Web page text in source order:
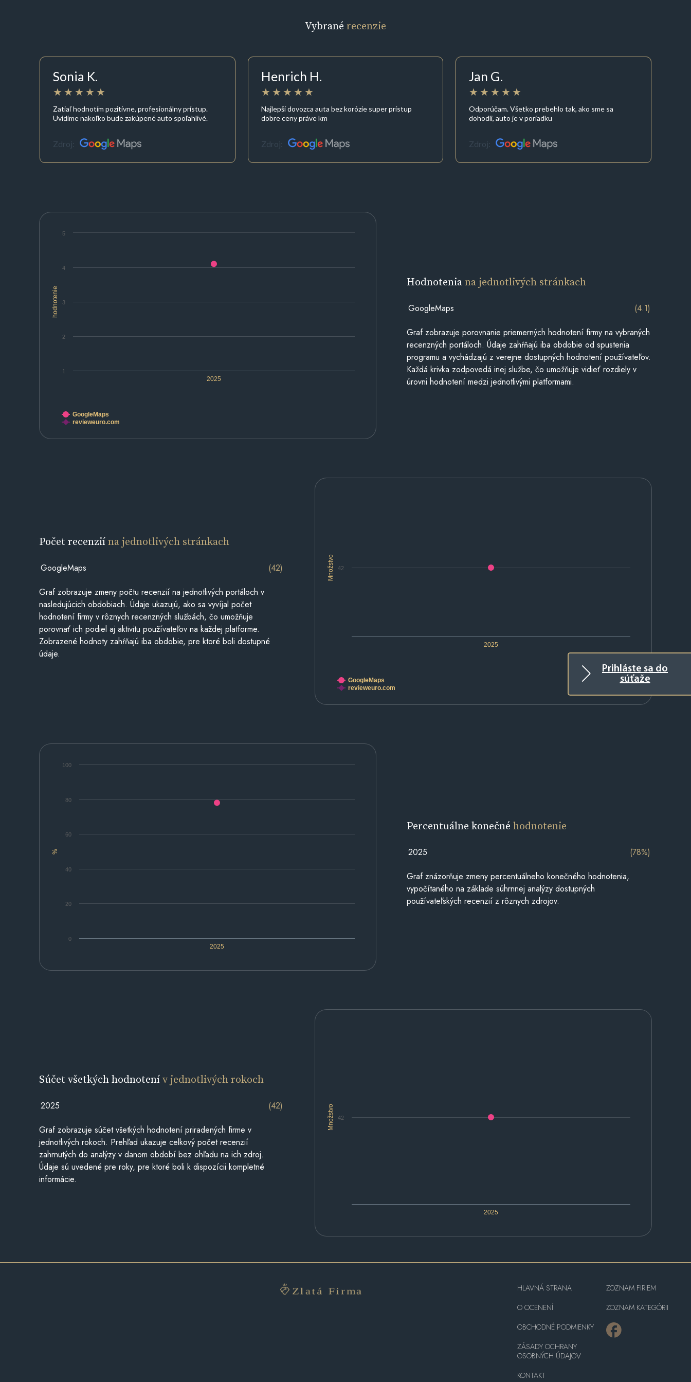
Prihláste sa do
súťaže
Vybrané recenzie
Sonia K.
Zatiaľ hodnotím pozitívne, profesionálny prístup.
Uvidíme nakoľko bude zakúpené auto spoľahlivé.
Zdroj:
Henrich H.
Najlepší dovozca auta bez korózie super prístup
dobre ceny práve km
Zdroj:
Jan G.
Odporúčam. Všetko prebehlo tak, ako sme sa
dohodli, auto je v poriadku
Zdroj:
hodnotenie
2025
1
2
3
4
5
GoogleMaps
revieweuro.com
Hodnoteniana jednotlivých stránkach
GoogleMaps (4.1)
Graf zobrazuje porovnanie priemerných hodnotení firmy na vybraných
recenzných portáloch. Údaje zahŕňajú iba obdobie od spustenia
programu a vychádzajú z verejne dostupných hodnotení používateľov.
Každá krivka zodpovedá inej službe, čo umožňuje vidieť rozdiely v
úrovni hodnotení medzi jednotlivými platformami.
Množstvo
2025
42
GoogleMaps
revieweuro.com
Počet recenziína jednotlivých stránkach
GoogleMaps (42)
Graf zobrazuje zmeny počtu recenzií na jednotlivých portáloch v
nasledujúcich obdobiach. Údaje ukazujú, ako sa vyvíjal počet
hodnotení firmy v rôznych recenzných službách, čo umožňuje
porovnať ich podiel aj aktivitu používateľov na každej platforme.
Zobrazené hodnoty zahŕňajú iba obdobie, pre ktoré boli dostupné
údaje.
%
2025
0
20
40
60
80
100
Percentuálne konečnéhodnotenie
2025 (78%)
Graf znázorňuje zmeny percentuálneho konečného hodnotenia,
vypočítaného na základe súhrnnej analýzy dostupných
používateľských recenzií z rôznych zdrojov.
Množstvo
2025
42
Súčet všetkých hodnotenív jednotlivých rokoch
2025 (42)
Graf zobrazuje súčet všetkých hodnotení priradených firme v
jednotlivých rokoch. Prehľad ukazuje celkový počet recenzií
zahrnutých do analýzy v danom období bez ohľadu na ich zdroj.
Údaje sú uvedené pre roky, pre ktoré boli k dispozícii kompletné
informácie.
HLAVNÁ STRANA
O OCENENÍ
OBCHODNÉ PODMIENKY
ZÁSADY OCHRANY
OSOBNÝCH ÚDAJOV
KONTAKT
ZOZNAM FIRIEM
ZOZNAM KATEGÓRII